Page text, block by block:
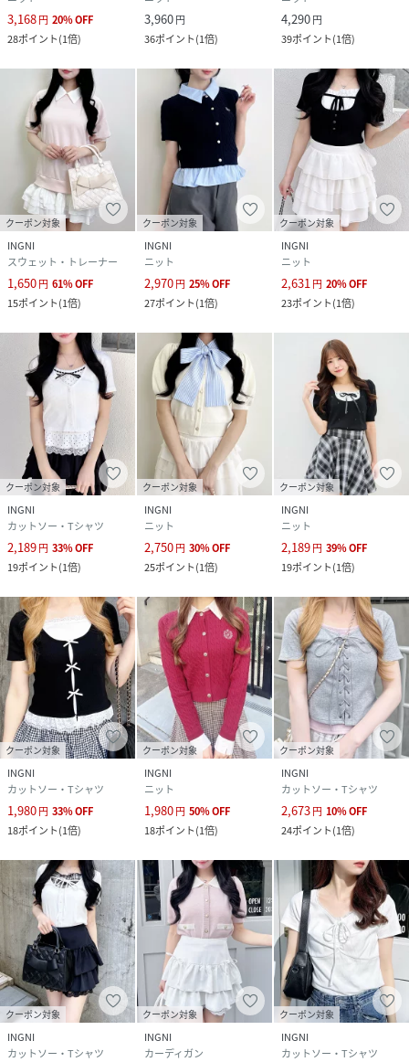
原産国 中国
素材
レーヨン80%
ポリエステル20%
別布:コットン100%
サイズ
クリーニング 石油系ドライクリーニング
品番
RQ6657_1261
1261-900218-187-3 RQ6657)
3,168円 20%OFF
28ポイント(1倍)
3,960円
36ポイント(1倍)
4,290円
39ポイント(1倍)
クーポン対象
INGNI
スウェット・トレーナー
1,650円 61%OFF
15ポイント(1倍)
クーポン対象
INGNI
ニット
2,970円 25%OFF
27ポイント(1倍)
クーポン対象
INGNI
ニット
2,631円 20%OFF
23ポイント(1倍)
クーポン対象
INGNI
カットソー・Tシャツ
2,189円 33%OFF
19ポイント(1倍)
クーポン対象
INGNI
ニット
2,750円 30%OFF
25ポイント(1倍)
クーポン対象
INGNI
ニット
2,189円 39%OFF
19ポイント(1倍)
クーポン対象
INGNI
カットソー・Tシャツ
1,980円 33%OFF
18ポイント(1倍)
クーポン対象
INGNI
ニット
1,980円 50%OFF
18ポイント(1倍)
クーポン対象
INGNI
カットソー・Tシャツ
2,673円 10%OFF
24ポイント(1倍)
クーポン対象
INGNI
カットソー・Tシャツ
クーポン対象
INGNI
カーディガン
クーポン対象
INGNI
カットソー・Tシャツ